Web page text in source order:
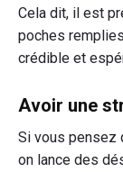
Cela dit, il est
poches
crédible et
Avoir une
Si vous pensez
on lance des